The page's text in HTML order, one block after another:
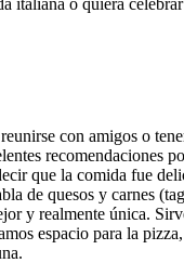
con amigos o
recomendaciones
que la comida fue
de quesos y carnes
y realmente única.
espacio para la